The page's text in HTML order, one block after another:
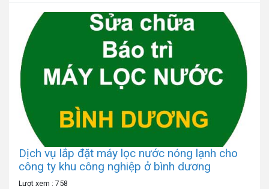
Dịch vụ lắp đặt máy lọc nước nóng lạnh cho
công ty khu công nghiệp ở bình dương
Lượt xem : 758